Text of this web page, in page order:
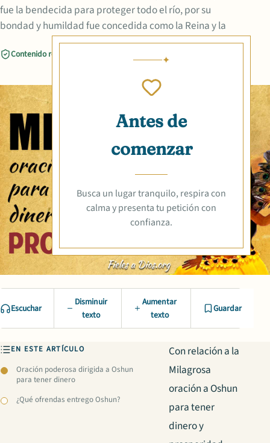
fue la bendecida para proteger todo el río, por su
bondad y humildad fue concedida como la Reina y la
Contenido revisado
Antes de
comenzar
Busca un lugar tranquilo, respira con
calma y presenta tu petición con
confianza.
Escuchar
Disminuir
texto
Aumentar
texto
Guardar
EN ESTE ARTÍCULO
Oración poderosa dirigida a Oshun
para tener dinero
¿Qué ofrendas entrego Oshun?
Con relación a la
Milagrosa
oración a Oshun
para tener
dinero y